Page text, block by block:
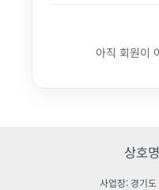
아직 회원이
상호
사업장: 경기